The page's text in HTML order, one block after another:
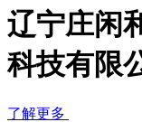
辽宁庄闲
科技有限
了解更多